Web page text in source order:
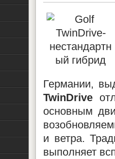
Германии,
TwinDrive
основным
и ветра.
выполняет